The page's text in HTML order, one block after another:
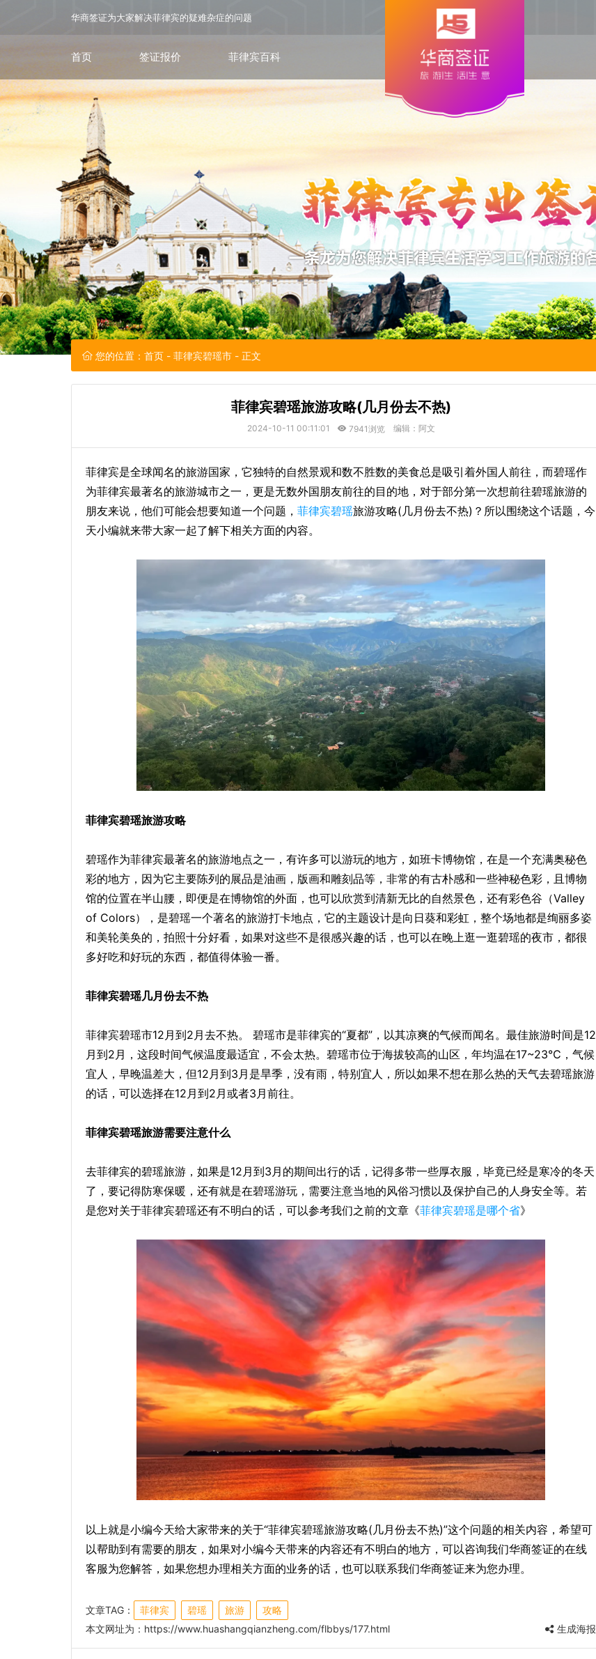
华商签证为大家解决菲律宾的疑难杂症的问题
首页 签证报价 菲律宾百科
您的位置： 首页 - 菲律宾碧瑶市 - 正文
菲律宾碧瑶旅游攻略(几月份去不热)
2024-10-11 00:11:01 7941浏览 编辑：阿文
菲律宾是全球闻名的旅游国家，它独特的自然景观和数不胜数的美食总是吸引着外国人前往，而碧瑶作
为菲律宾最著名的旅游城市之一，更是无数外国朋友前往的目的地，对于部分第一次想前往碧瑶旅游的
朋友来说，他们可能会想要知道一个问题， 菲律宾碧瑶旅游攻略(几月份去不热)？所以围绕这个话题，今
天小编就来带大家一起了解下相关方面的内容。
菲律宾碧瑶旅游攻略
碧瑶作为菲律宾最著名的旅游地点之一，有许多可以游玩的地方，如班卡博物馆‌，在是一个充满奥秘色
彩的地方，因为它主要陈列的展品是油画，版画和雕刻品等，非常的有古朴感和一些神秘色彩，且博物
馆的位置在半山腰，即便是在博物馆的外面，也可以欣赏到清新无比的自然景色，还有彩色谷（Valley
of Colors）‌，是碧瑶一个著名的旅游打卡地点，它的主题设计是向日葵和彩虹，整个场地都是绚丽多姿
和美轮美奂的，拍照十分好看，如果对这些不是很感兴趣的话，也可以在晚上逛一逛碧瑶的夜市，都很
多好吃和好玩的东西，都值得体验一番。
菲律宾碧瑶几月份去不热
菲律宾碧瑶市12月到2月去不热。‌ 碧瑶市是菲律宾的“夏都”，以其凉爽的气候而闻名。最佳旅游时间是12
月到2月，这段时间气候温度最适宜，不会太热。碧瑶市位于海拔较高的山区，年均温在17~23℃，气候
宜人，早晚温差大，但12月到3月是旱季，没有雨，特别宜人，所以如果不想在那么热的天气去碧瑶旅游
的话，可以选择在12月到2月或者3月前往。
菲律宾碧瑶旅游需要注意什么
去菲律宾的碧瑶旅游，如果是12月到3月的期间出行的话，记得多带一些厚衣服，毕竟已经是寒冷的冬天
了，要记得防寒保暖，还有就是在碧瑶游玩，需要注意当地的风俗习惯以及保护自己的人身安全等。若
是您对关于菲律宾碧瑶还有不明白的话，可以参考我们之前的文章《菲律宾碧瑶是哪个省》
以上就是小编今天给大家带来的关于“菲律宾碧瑶旅游攻略(几月份去不热)”这个问题的相关内容，希望可
以帮助到有需要的朋友，如果对小编今天带来的内容还有不明白的地方，可以咨询我们华商签证的在线
客服为您解答，如果您想办理相关方面的业务的话，也可以联系我们华商签证来为您办理。
文章TAG： 菲律宾 碧瑶 旅游
攻略
本文网址为： https://www.huashangqianzheng.com/flbbys/177.html 生成海报